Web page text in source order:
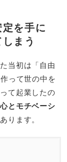
を手に
まう
当初は「自由
って世の中を
て起業したの
とモチベーシ
ります。